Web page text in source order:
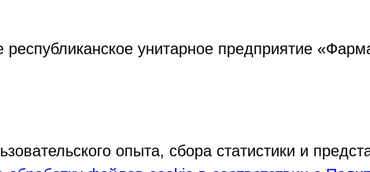
унитарное предприятие
опыта, сбора статистики и